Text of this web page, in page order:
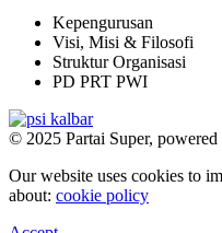
Kepengurusan
Visi, Misi & Filosofi
Struktur Organisasi
PD PRT PWI
© 2025 Partai Super,
Our website uses cookies to
about: cookie policy